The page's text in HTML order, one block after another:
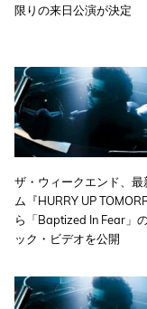
限りの来日公演が決定
ザ・ウィークエンド、最
ム『HURRY UP
ら「Baptized In Fear」
ック・ビデオを公開